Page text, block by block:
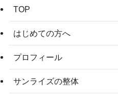
TOP
はじめての方へ
プロフィール
サンライズの整体